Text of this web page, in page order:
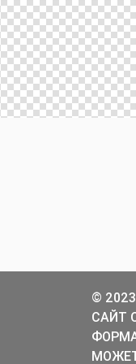
© 2023
САЙТ